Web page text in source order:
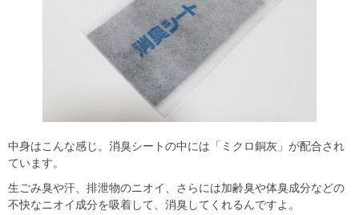
中身はこんな感じ。消臭シートの中には「ミクロ銅灰」が配合され
ています。
生ごみ臭や汗、排泄物のニオイ、さらには加齢臭や体臭成分などの
不快なニオイ成分を吸着して、消臭してくれるんですよ。